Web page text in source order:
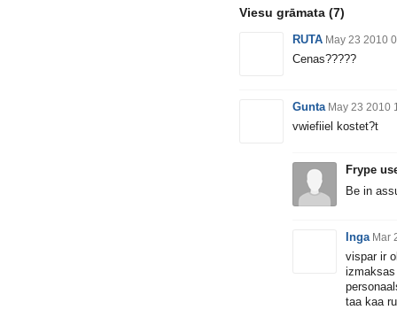
Viesu grāmata (7)
RUTA May 23 2010
Cenas?????
Gunta May 23 2010
vwiefiiel kostet?t
Frype
Be in
Inga Mar
vispar ir
taa kaa